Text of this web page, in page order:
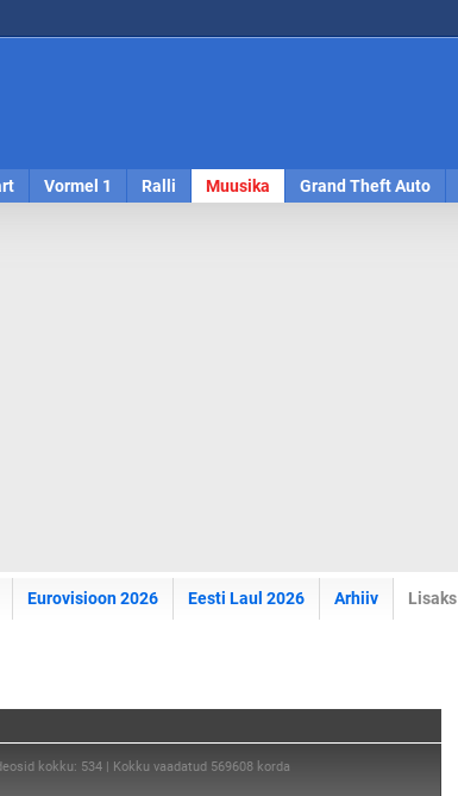
Vormel 1 Ralli Muusika Grand Theft Auto
Eurovisioon 2026 Eesti Laul 2026 Arhiiv Lisaks
kokku: 534 | Kokku vaadatud 569608 korda